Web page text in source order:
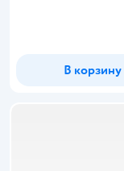
В корзину